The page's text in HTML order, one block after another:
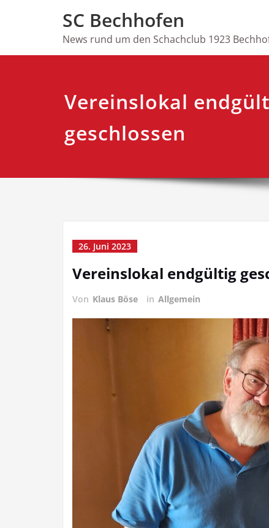
SC Bechhofen
News rund um den Schachclub 1923
Vereinslokal
geschlossen
26. Juni 2023
Vereinslokal endgültig
Von Klaus Böse in Allgemein